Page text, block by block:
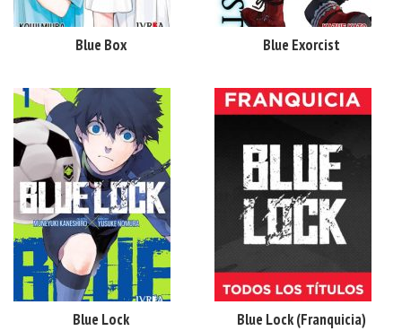
Blue Box Blue Exorcist
Blue Lock Blue Lock (franquicia)